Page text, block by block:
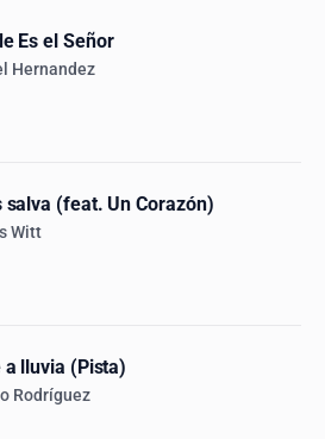
Es el Señor
Hernandez
salva (feat. Un Corazón)
Witt
a lluvia (Pista)
Rodríguez